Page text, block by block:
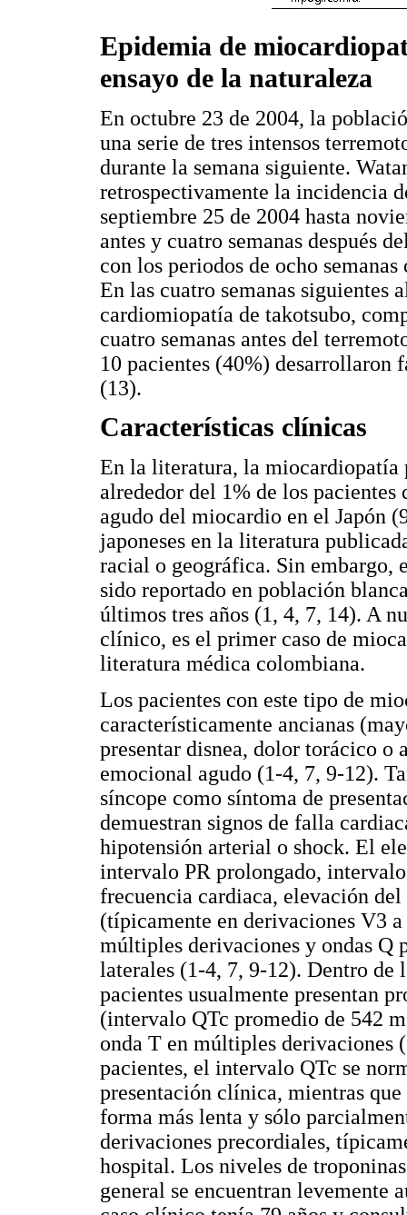
Epidemia de
ensayo de la naturaleza
En octubre 23 de 2004, la
una serie de tres intensos
durante la semana siguiente.
retrospectivamente la incidencia
septiembre 25 de 2004 hasta
antes y cuatro semanas después
con los periodos de ocho
En las cuatro semanas siguientes
cardiomiopatía de takotsubo,
cuatro semanas antes del
10 pacientes (40%) desarrollaron
(13).
Características clínicas
En la literatura, la miocardiopatía
alrededor del 1% de los
agudo del miocardio en el Japón
japoneses en la literatura
racial o geográfica. Sin embargo,
sido reportado en población
últimos tres años (1, 4, 7, 14). A
clínico, es el primer caso de
literatura médica colombiana.
Los pacientes con este tipo de
característicamente ancianas
presentar disnea, dolor torácico o
emocional agudo (1-4, 7, 9-12).
síncope como síntoma de
demuestran signos de falla
hipotensión arterial o shock. El
intervalo PR prolongado,
frecuencia cardiaca, elevación
(típicamente en derivaciones V3
múltiples derivaciones y ondas Q
laterales (1-4, 7, 9-12). Dentro de
pacientes usualmente presentan
(intervalo QTc promedio de 542
onda T en múltiples derivaciones
pacientes, el intervalo QTc se
presentación clínica, mientras
forma más lenta y sólo
derivaciones precordiales,
hospital. Los niveles de
general se encuentran levemente